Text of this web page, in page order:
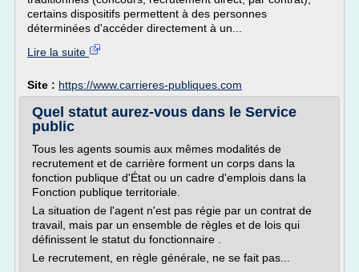
certains dispositifs permettent à des personnes
déterminées d'accéder directement à un...
Lire la suite
Site : https://www.carrieres-publiques.com
Quel statut aurez-vous dans le Service
public
Tous les agents soumis aux mêmes modalités de
recrutement et de carrière forment un corps dans la
fonction publique d'État ou un cadre d'emplois dans la
Fonction publique territoriale.
La situation de l'agent n'est pas régie par un contrat de
travail, mais par un ensemble de règles et de lois qui
définissent le statut du fonctionnaire .
Le recrutement, en règle générale, ne se fait pas...